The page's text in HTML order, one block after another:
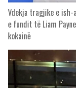
Vdekja tragjike e ish-
e fundit të Liam
kokainë